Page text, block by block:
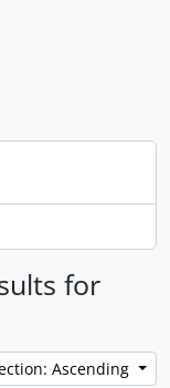
for
Ascending